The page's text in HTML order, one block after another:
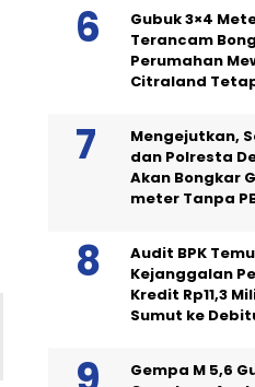
Gubuk 3×4
Terancam
Perumahan
Citraland
Mengejutkan,
dan Polresta
Akan Bongkar
meter Tanpa
Audit BPK
Kejanggalan
Kredit Rp11,3
Sumut ke
Gempa M 5,6